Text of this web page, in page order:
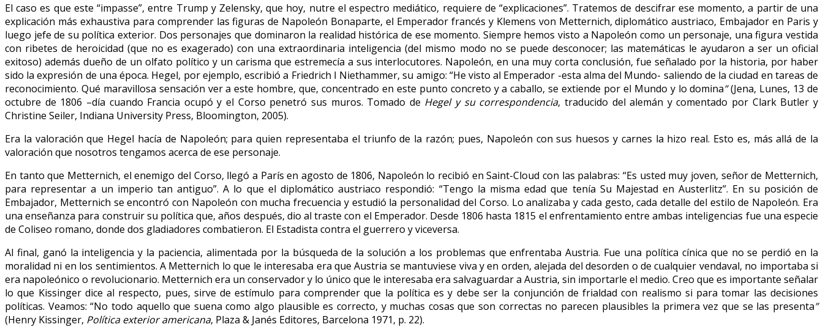
El caso es que este “impasse”, entre Trump y Zelensky, que hoy, nutre el espectro mediático, requiere de “explicaciones”. Tratemos de descifrar ese momento, a partir de una
explicación más exhaustiva para comprender las figuras de Napoleón Bonaparte, el Emperador francés y Klemens von Metternich, diplomático austriaco, Embajador en Paris y
luego jefe de su política exterior. Dos personajes que dominaron la realidad histórica de ese momento. Siempre hemos visto a Napoleón como un personaje, una figura vestida
con ribetes de heroicidad (que no es exagerado) con una extraordinaria inteligencia (del mismo modo no se puede desconocer; las matemáticas le ayudaron a ser un oficial
exitoso) además dueño de un olfato político y un carisma que estremecía a sus interlocutores. Napoleón, en una muy corta conclusión, fue señalado por la historia, por haber
sido la expresión de una época. Hegel, por ejemplo, escribió a Friedrich I Niethammer, su amigo: “He visto al Emperador -esta alma del Mundo- saliendo de la ciudad en tareas de
reconocimiento. Qué maravillosa sensación ver a este hombre, que, concentrado en este punto concreto y a caballo, se extiende por el Mundo y lo domina”(Jena, Lunes, 13 de
octubre de 1806 –día cuando Francia ocupó y el Corso penetró sus muros. Tomado de Hegel y su correspondencia, traducido del alemán y comentado por Clark Butler y
Christine Seiler, Indiana University Press, Bloomington, 2005).
Era la valoración que Hegel hacía de Napoleón; para quien representaba el triunfo de la razón; pues, Napoleón con sus huesos y carnes la hizo real. Esto es, más allá de la
valoración que nosotros tengamos acerca de ese personaje.
En tanto que Metternich, el enemigo del Corso, llegó a París en agosto de 1806, Napoleón lo recibió en Saint-Cloud con las palabras: “Es usted muy joven, señor de Metternich,
para representar a un imperio tan antiguo”. A lo que el diplomático austriaco respondió: “Tengo la misma edad que tenía Su Majestad en Austerlitz”. En su posición de
Embajador, Metternich se encontró con Napoleón con mucha frecuencia y estudió la personalidad del Corso. Lo analizaba y cada gesto, cada detalle del estilo de Napoleón. Era
una enseñanza para construir su política que, años después, dio al traste con el Emperador. Desde 1806 hasta 1815 el enfrentamiento entre ambas inteligencias fue una especie
de Coliseo romano, donde dos gladiadores combatieron. El Estadista contra el guerrero y viceversa.
Al final, ganó la inteligencia y la paciencia, alimentada por la búsqueda de la solución a los problemas que enfrentaba Austria. Fue una política cínica que no se perdió en la
moralidad ni en los sentimientos. A Metternich lo que le interesaba era que Austria se mantuviese viva y en orden, alejada del desorden o de cualquier vendaval, no importaba si
era napoleónico o revolucionario. Metternich era un conservador y lo único que le interesaba era salvaguardar a Austria, sin importarle el medio. Creo que es importante señalar
lo que Kissinger dice al respecto, pues, sirve de estímulo para comprender que la política es y debe ser la conjunción de frialdad con realismo si para tomar las decisiones
políticas. Veamos: “No todo aquello que suena como algo plausible es correcto, y muchas cosas que son correctas no parecen plausibles la primera vez que se las presenta”
(Henry Kissinger, Política exterior americana, Plaza & Janés Editores, Barcelona 1971, p. 22).